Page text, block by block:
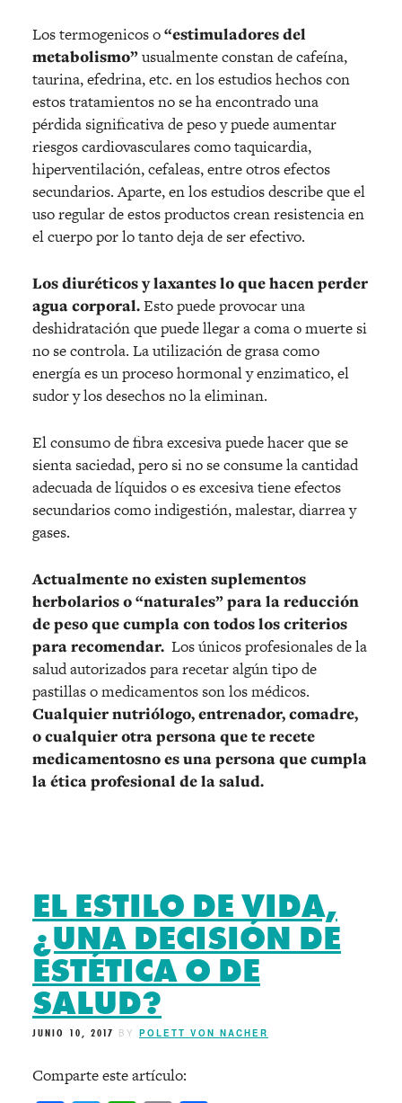
Los termogenicos o“estimuladores del
metabolismo”usualmente constan de cafeína,
taurina, efedrina, etc. en los estudios hechos con
estos tratamientos no se ha encontrado una
pérdida significativa de peso y puede aumentar
riesgos cardiovasculares como taquicardia,
hiperventilación, cefaleas, entre otros efectos
secundarios. Aparte, en los estudios describe que el
uso regular de estos productos crean resistencia en
el cuerpo por lo tanto deja de ser efectivo.
Los diuréticos y laxantes lo que hacen perder
agua corporal.Esto puede provocar una
deshidratación que puede llegar a coma o muerte si
no se controla. La utilización de grasa como
energía es un proceso hormonal y enzimatico, el
sudor y los desechos no la eliminan.
El consumo de fibra excesiva puede hacer que se
sienta saciedad, pero si no se consume la cantidad
adecuada de líquidos o es excesiva tiene efectos
secundarios como indigestión, malestar, diarrea y
gases.
Actualmente no existen suplementos
herbolarios o “naturales” para la reducción
de peso que cumpla con todos los criterios
para recomendar. Los únicos profesionales de la
salud autorizados para recetar algún tipo de
pastillas o medicamentos son los médicos.
Cualquier nutriólogo, entrenador, comadre,
o cualquier otra persona que te recete
medicamentosno es una persona que cumpla
la ética profesional de la salud.
EL ESTILO DE VIDA,
¿UNA DECISIÓN DE
ESTÉTICA O DE
SALUD?
JUNIO 10, 2017 BY POLETT VON NACHER
Comparte este artículo: